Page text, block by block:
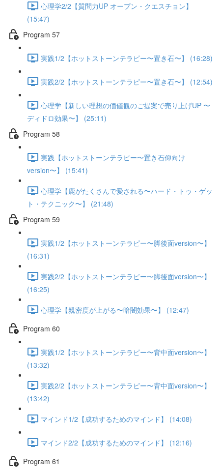
心理学2/2【質問力UP オープン・クエスチョン】
(15:47)
Program 57
実践1/2【ホットストーンテラピー〜置き石〜】 (16:28)
実践2/2【ホットストーンテラピー〜置き石〜】 (12:54)
心理学【新しい理想の価値観のご提案で売り上げUP 〜
ディドロ効果〜】 (25:11)
Program 58
実践【ホットストーンテラピー〜置き石仰向け
version〜】 (15:41)
心理学【鹿がたくさんで愛される〜ハード・トゥ・ゲッ
ト・テクニック〜】 (21:48)
Program 59
実践1/2【ホットストーンテラピー〜脚後面version〜】
(16:31)
実践2/2【ホットストーンテラピー〜脚後面version〜】
(16:25)
心理学【親密度が上がる〜暗闇効果〜】 (12:47)
Program 60
実践1/2【ホットストーンテラピー〜背中面version〜】
(13:32)
実践2/2【ホットストーンテラピー〜背中面version〜】
(13:42)
マインド1/2【成功するためのマインド】 (14:08)
マインド2/2【成功するためのマインド】 (12:16)
Program 61